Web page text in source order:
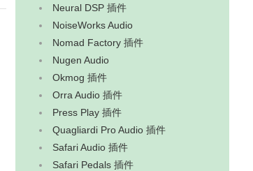
Neural DSP 插件
NoiseWorks Audio
Nomad Factory 插件
Nugen Audio
Okmog 插件
Orra Audio 插件
Press Play 插件
Quagliardi Pro Audio 插件
Safari Audio 插件
Safari Pedals 插件